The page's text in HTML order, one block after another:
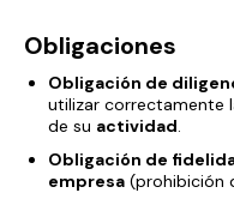
Obligaciones
Obligación de
utilizar correctamente
de su actividad.
Obligación de
empresa (prohibición